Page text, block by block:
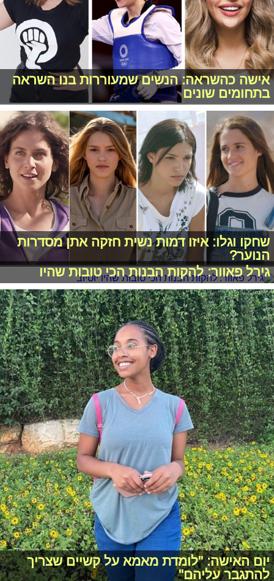
אישה כהשראה: הנשים שמעוררות בנו השראה
בתחומים שונים
שחקו וגלו: איזו דמות נשית חזקה אתן מסדרות
הנוער?
גירל פאוור: להקות הבנות הכי טובות שהיו
יום האישה: "לומדת מאמא על קשיים שצריך
להתגבר עליהם"